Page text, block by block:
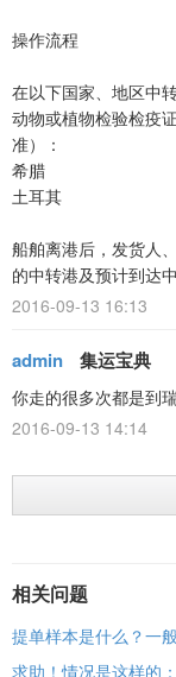
操作流程
在以下国家、地区中
动物或植物检验检疫
准）：
希腊
土耳其
船舶离港后，发货人
的中转港及预计到达
2016-09-13 16:13
admin 集运宝典
你走的很多次都是到
2016-09-13 14:14
相关问题
提单样本是什么？一
求助！情况是这样的